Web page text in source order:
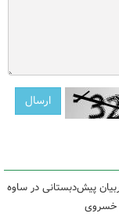
پیش‌دبستانی در ساوه
خسروی